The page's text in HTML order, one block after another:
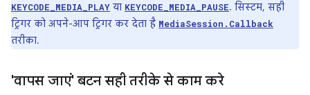
KEYCODE_MEDIA_PLAY या KEYCODE_MEDIA_PAUSE. सिस्टम, सही
ट्रिगर को अपने-आप ट्रिगर कर देता है MediaSession.Callback
तरीका.
'वापस जाएं' बटन सही तरीके से काम करे